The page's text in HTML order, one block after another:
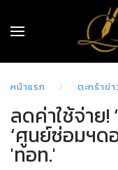
หน้าแรก ตะกร้าข่า
ลดค่าใช้จ่าย!
‘ศูนย์ซ่อมฯด
'ทอท.'